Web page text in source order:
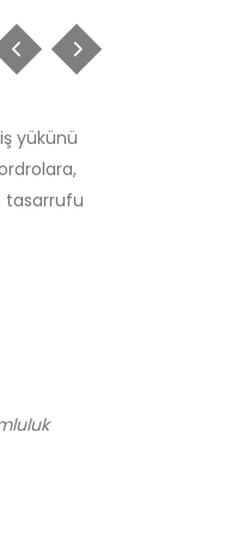
yükünü
tasarrufu